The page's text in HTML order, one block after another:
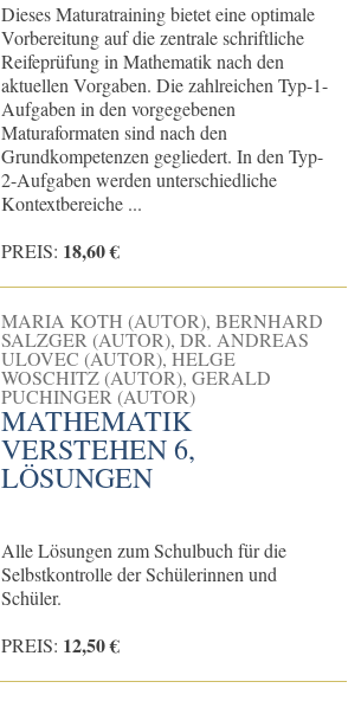
Dieses Maturatraining bietet eine optimale
Vorbereitung auf die zentrale schriftliche
Reifeprüfung in Mathematik nach den
aktuellen Vorgaben. Die zahlreichen Typ-1-
Aufgaben in den vorgegebenen
Maturaformaten sind nach den
Grundkompetenzen gegliedert. In den Typ-
2-Aufgaben werden unterschiedliche
Kontextbereiche ...
PREIS: 18,60 €
MARIA KOTH (AUTOR), BERNHARD
SALZGER (AUTOR), DR. ANDREAS
ULOVEC (AUTOR), HELGE
WOSCHITZ (AUTOR), GERALD
PUCHINGER (AUTOR)
MATHEMATIK
VERSTEHEN 6,
LÖSUNGEN
Alle Lösungen zum Schulbuch für die
Selbstkontrolle der Schülerinnen und
Schüler.
PREIS: 12,50 €